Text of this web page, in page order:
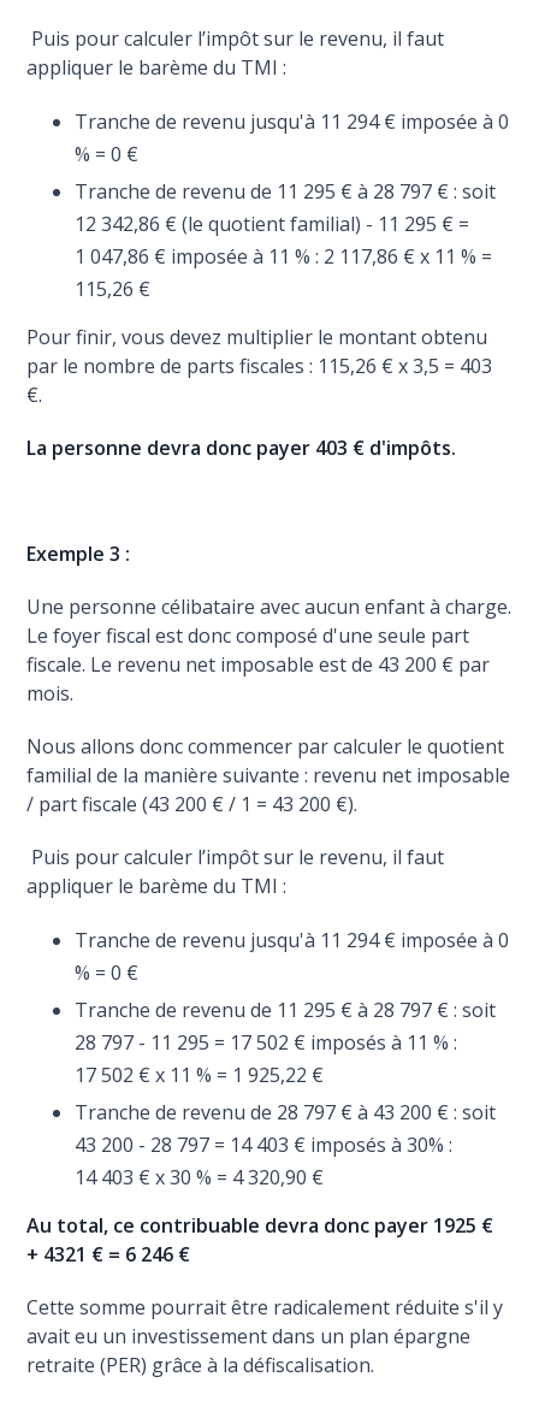
Puis pour calculer l’impôt sur le revenu, il faut
appliquer le barème du TMI :
Tranche de revenu jusqu'à 11 294 € imposée à 0
% = 0 €
Tranche de revenu de 11 295 € à 28 797 € : soit
12 342,86 € (le quotient familial) - 11 295 € =
1 047,86 € imposée à 11 % : 2 117,86 € x 11 % =
115,26 €
Pour finir, vous devez multiplier le montant obtenu
par le nombre de parts fiscales : 115,26 € x 3,5 = 403
€.
La personne devra donc payer 403 € d'impôts.
Exemple 3 :
Une personne célibataire avec aucun enfant à charge.
Le foyer fiscal est donc composé d'une seule part
fiscale. Le revenu net imposable est de 43 200 € par
mois.
Nous allons donc commencer par calculer le quotient
familial de la manière suivante : revenu net imposable
/ part fiscale (43 200 € / 1 = 43 200 €).
Puis pour calculer l’impôt sur le revenu, il faut
appliquer le barème du TMI :
Tranche de revenu jusqu'à 11 294 € imposée à 0
% = 0 €
Tranche de revenu de 11 295 € à 28 797 € : soit
28 797 - 11 295 = 17 502 € imposés à 11 % :
17 502 € x 11 % = 1 925,22 €
Tranche de revenu de 28 797 € à 43 200 € : soit
43 200 - 28 797 = 14 403 € imposés à 30% :
14 403 € x 30 % = 4 320,90 €
Au total, ce contribuable devra donc payer 1925 €
+ 4321 € = 6 246 €
Cette somme pourrait être radicalement réduite s'il y
avait eu un investissement dans un plan épargne
retraite (PER) grâce à la défiscalisation.